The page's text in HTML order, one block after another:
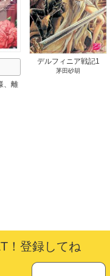
、離
デルフィニア戦記1
茅田砂胡
！登録してね